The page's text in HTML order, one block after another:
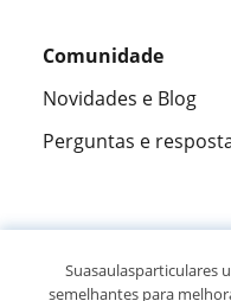
Comunidade
Novidades e Blog
Perguntas e
Suasaulasparticulares
semelhantes para